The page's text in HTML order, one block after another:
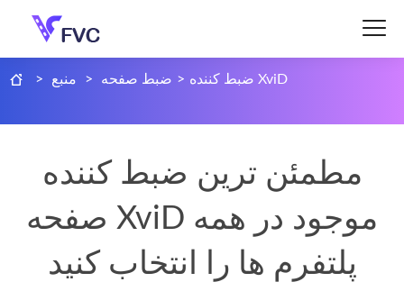
> منبع > ضبط صفحه > ضبط کننده XviD
مطمئن ترین ضبط کننده
صفحه XviD موجود در همه
پلتفرم ها را انتخاب کنید